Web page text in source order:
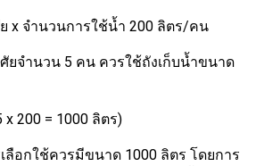
x จำนวนการใช้น้ำ 200 ลิตร/คน
ยจำนวน 5 คน ควรใช้ถังเก็บน้ำขนาด
x 200 = 1000 ลิตร)
ลือกใช้ควรมีขนาด 1000 ลิตร โดยการ